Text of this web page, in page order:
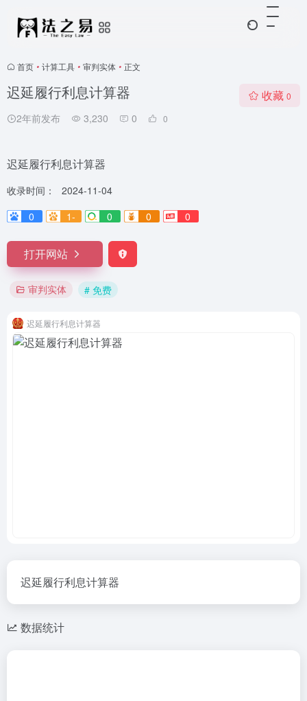
首页 • 计算工具 • 审判实体 • 正文
迟延履行利息计算器
2年前发布 3,230 0 0
收藏 0
迟延履行利息计算器
收录时间：
2024-11-04
0
1- 0 0 0
打开网站
审判实体 # 免费
迟延履行利息计算器
迟延履行利息计算器
数据统计